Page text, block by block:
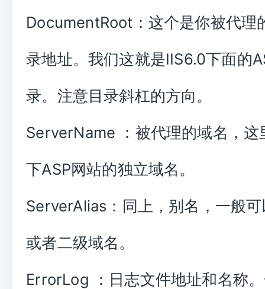
DocumentRoot：这个是你被代理
录地址。我们这就是IIS6.0下面的
录。注意目录斜杠的方向。
ServerName ：被代理的域名，这
下ASP网站的独立域名。
ServerAlias：同上，别名，一般
或者二级域名。
ErrorLog ：日志文件地址和名称